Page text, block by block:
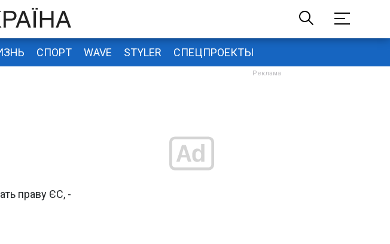
СПОРТ WAVE STYLER СПЕЦПРОЕКТЫ
праву ЄС, -